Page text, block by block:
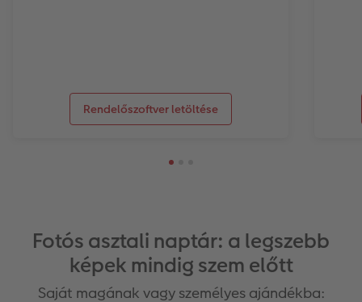
Rendelőszoftver letöltése
Fotós asztali naptár: a legszebb
képek mindig szem előtt
Saját magának vagy személyes ajándékba: